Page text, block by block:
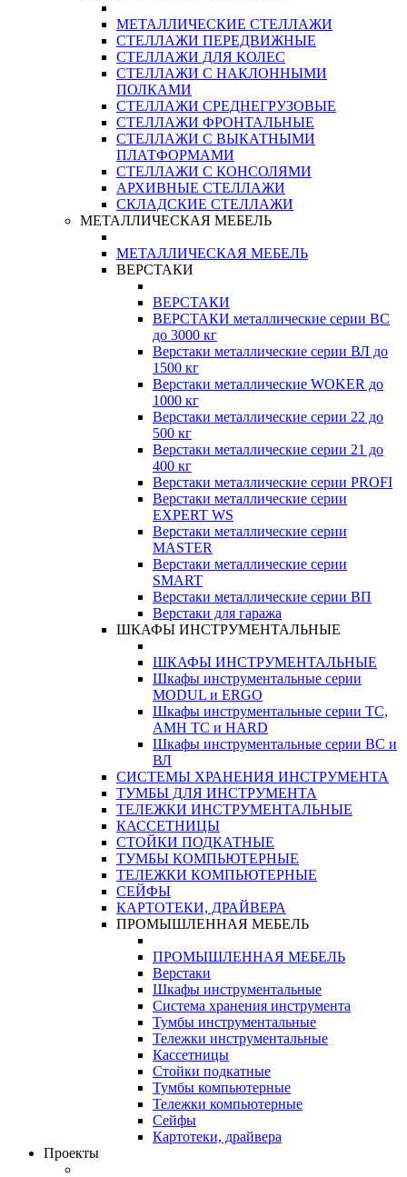
МЕТАЛЛИЧЕСКИЕ СТЕЛЛАЖИ
СТЕЛЛАЖИ ПЕРЕДВИЖНЫЕ
СТЕЛЛАЖИ ДЛЯ КОЛЕС
СТЕЛЛАЖИ С НАКЛОННЫМИ
ПОЛКАМИ
СТЕЛЛАЖИ СРЕДНЕГРУЗОВЫЕ
СТЕЛЛАЖИ ФРОНТАЛЬНЫЕ
СТЕЛЛАЖИ С ВЫКАТНЫМИ
ПЛАТФОРМАМИ
СТЕЛЛАЖИ С КОНСОЛЯМИ
АРХИВНЫЕ СТЕЛЛАЖИ
СКЛАДСКИЕ СТЕЛЛАЖИ
МЕТАЛЛИЧЕСКАЯ МЕБЕЛЬ
МЕТАЛЛИЧЕСКАЯ МЕБЕЛЬ
ВЕРСТАКИ
ВЕРСТАКИ
ВЕРСТАКИ металлические серии ВС
до 3000 кг
Верстаки металлические серии ВЛ до
1500 кг
Верстаки металлические WOKER до
1000 кг
Верстаки металлические серии 22 до
500 кг
Верстаки металлические серии 21 до
400 кг
Верстаки металлические серии PROFI
Верстаки металлические серии
EXPERT WS
Верстаки металлические серии
MASTER
Верстаки металлические серии
SMART
Верстаки металлические серии ВП
Верстаки для гаража
ШКАФЫ ИНСТРУМЕНТАЛЬНЫЕ
ШКАФЫ ИНСТРУМЕНТАЛЬНЫЕ
Шкафы инструментальные серии
MODUL и ERGO
Шкафы инструментальные серии ТС,
АМН ТС и HARD
Шкафы инструментальные серии ВС и
ВЛ
СИСТЕМЫ ХРАНЕНИЯ ИНСТРУМЕНТА
ТУМБЫ ДЛЯ ИНСТРУМЕНТА
ТЕЛЕЖКИ ИНСТРУМЕНТАЛЬНЫЕ
КАССЕТНИЦЫ
СТОЙКИ ПОДКАТНЫЕ
ТУМБЫ КОМПЬЮТЕРНЫЕ
ТЕЛЕЖКИ КОМПЬЮТЕРНЫЕ
СЕЙФЫ
КАРТОТЕКИ, ДРАЙВЕРА
ПРОМЫШЛЕННАЯ МЕБЕЛЬ
ПРОМЫШЛЕННАЯ МЕБЕЛЬ
Верстаки
Шкафы инструментальные
Система хранения инструмента
Тумбы инструментальные
Тележки инструментальные
Кассетницы
Стойки подкатные
Тумбы компьютерные
Тележки компьютерные
Сейфы
Картотеки, драйвера
Проекты